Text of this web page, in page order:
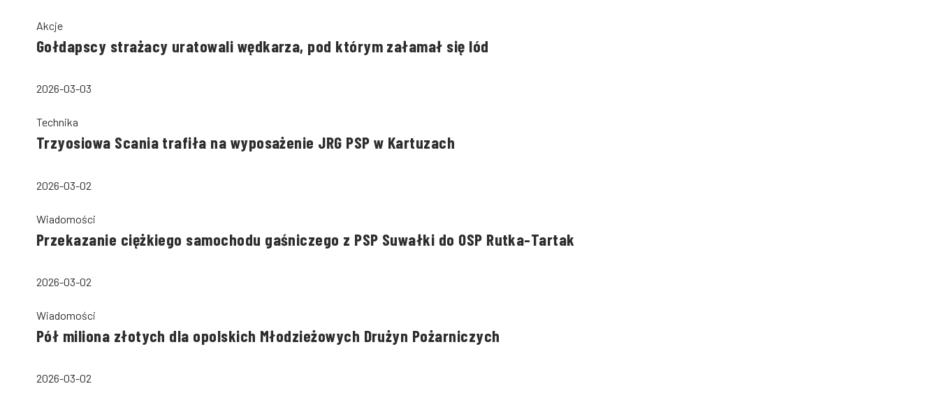
Akcje
Gołdapscy strażacy uratowali wędkarza, pod którym załamał się lód
2026-03-03
Technika
Trzyosiowa Scania trafiła na wyposażenie JRG PSP w Kartuzach
2026-03-02
Wiadomości
Przekazanie ciężkiego samochodu gaśniczego z PSP Suwałki do OSP Rutka-Tartak
2026-03-02
Wiadomości
Pół miliona złotych dla opolskich Młodzieżowych Drużyn Pożarniczych
2026-03-02